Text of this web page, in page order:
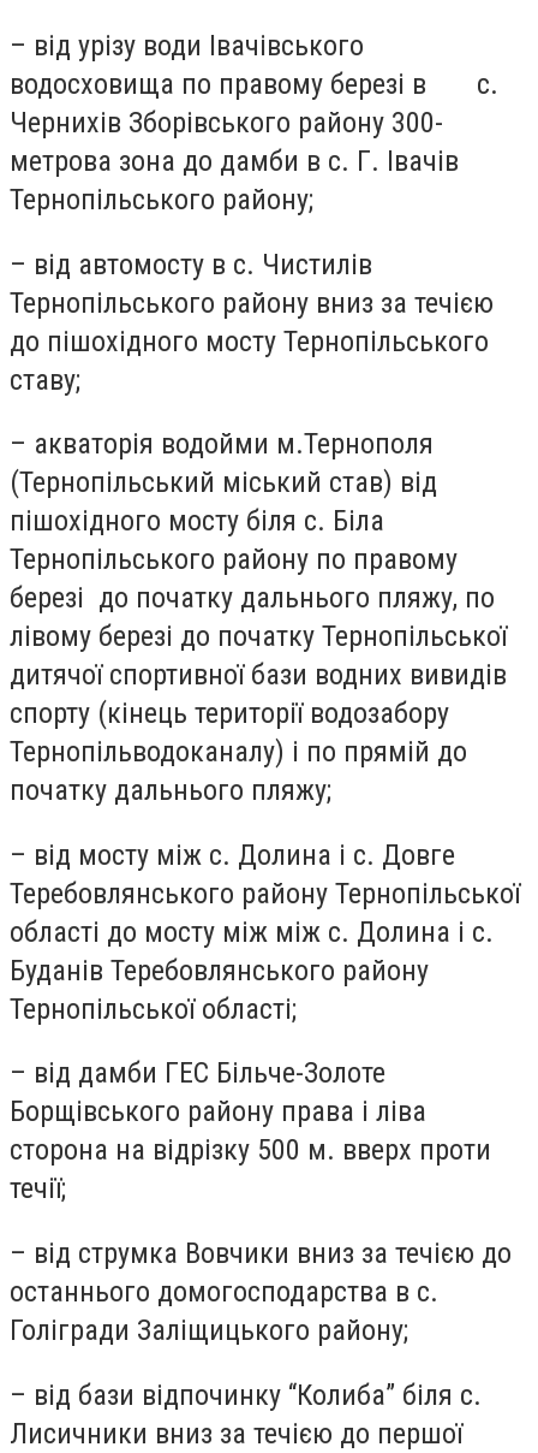
– від урізу води Івачівського
водосховища по правому березі в с.
Чернихів Зборівського району 300-
метрова зона до дамби в с. Г. Івачів
Тернопільського району;
– від автомосту в с. Чистилів
Тернопільського району вниз за течією
до пішохідного мосту Тернопільського
ставу;
– акваторія водойми м.Тернополя
(Тернопільський міський став) від
пішохідного мосту біля с. Біла
Тернопільського району по правому
березі до початку дальнього пляжу, по
лівому березі до початку Тернопільської
дитячої спортивної бази водних вивидів
спорту (кінець території водозабору
Тернопільводоканалу) і по прямій до
початку дальнього пляжу;
– від мосту між с. Долина і с. Довге
Теребовлянського району Тернопільської
області до мосту між між с. Долина і с.
Буданів Теребовлянського району
Тернопільської області;
– від дамби ГЕС Більче-Золоте
Борщівського району права і ліва
сторона на відрізку 500 м. вверх проти
течії;
– від струмка Вовчики вниз за течією до
останнього домогосподарства в с.
Голігради Заліщицького району;
– від бази відпочинку “Колиба” біля с.
Лисичники вниз за течією до першої